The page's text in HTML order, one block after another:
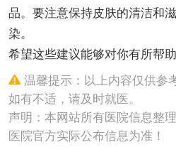
品。要注意保持皮肤的清洁和
染。
希望这些建议能够对你有所帮
温馨提示：以上内容仅供参
如有不适，请及时就医。
声明：本网站所有医院信息整
医院官方实际公布信息为准！